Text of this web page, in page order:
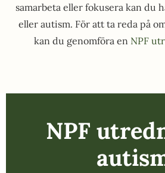
samarbeta eller fokusera kan du
eller autism. För att ta reda på
kan du genomföra en NPF
NPF